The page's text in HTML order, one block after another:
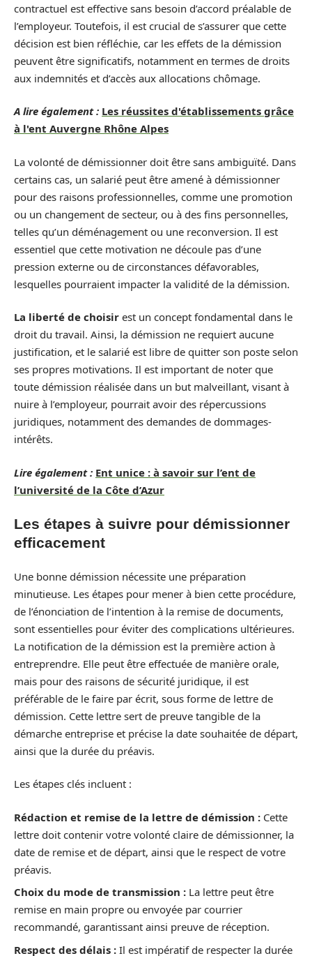
contractuel est effective sans besoin d’accord préalable de
l’employeur. Toutefois, il est crucial de s’assurer que cette
décision est bien réfléchie, car les effets de la démission
peuvent être significatifs, notamment en termes de droits
aux indemnités et d’accès aux allocations chômage.
A lire également : Les réussites d'établissements grâce
à l'ent Auvergne Rhône Alpes
La volonté de démissionner doit être sans ambiguïté. Dans
certains cas, un salarié peut être amené à démissionner
pour des raisons professionnelles, comme une promotion
ou un changement de secteur, ou à des fins personnelles,
telles qu’un déménagement ou une reconversion. Il est
essentiel que cette motivation ne découle pas d’une
pression externe ou de circonstances défavorables,
lesquelles pourraient impacter la validité de la démission.
La liberté de choisir est un concept fondamental dans le
droit du travail. Ainsi, la démission ne requiert aucune
justification, et le salarié est libre de quitter son poste selon
ses propres motivations. Il est important de noter que
toute démission réalisée dans un but malveillant, visant à
nuire à l’employeur, pourrait avoir des répercussions
juridiques, notamment des demandes de dommages-
intérêts.
Lire également : Ent unice : à savoir sur l’ent de
l’université de la Côte d’Azur
Les étapes à suivre pour démissionner
efficacement
Une bonne démission nécessite une préparation
minutieuse. Les étapes pour mener à bien cette procédure,
de l’énonciation de l’intention à la remise de documents,
sont essentielles pour éviter des complications ultérieures.
La notification de la démission est la première action à
entreprendre. Elle peut être effectuée de manière orale,
mais pour des raisons de sécurité juridique, il est
préférable de le faire par écrit, sous forme de lettre de
démission. Cette lettre sert de preuve tangible de la
démarche entreprise et précise la date souhaitée de départ,
ainsi que la durée du préavis.
Les étapes clés incluent :
Rédaction et remise de la lettre de démission : Cette
lettre doit contenir votre volonté claire de démissionner, la
date de remise et de départ, ainsi que le respect de votre
préavis.
Choix du mode de transmission : La lettre peut être
remise en main propre ou envoyée par courrier
recommandé, garantissant ainsi preuve de réception.
Respect des délais : Il est impératif de respecter la durée